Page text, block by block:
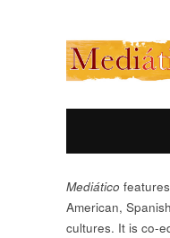
Mediático
American,
cultures. It is co-